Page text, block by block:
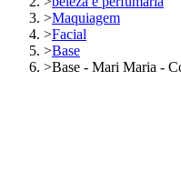
>Maquiagem
>Facial
>Base
>Base - Mari Maria -